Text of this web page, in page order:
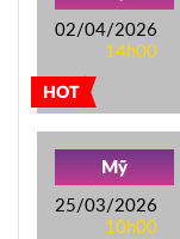
HOT
02/04/2026
14h00
Mỹ
25/03/2026
10h00